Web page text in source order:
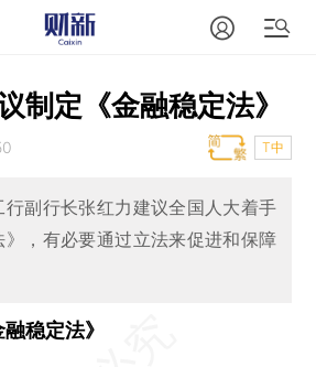
制定《金融稳定法》
T中
副行长张红力建议全国人大着手
，有必要通过立法来促进和保障
稳定法》